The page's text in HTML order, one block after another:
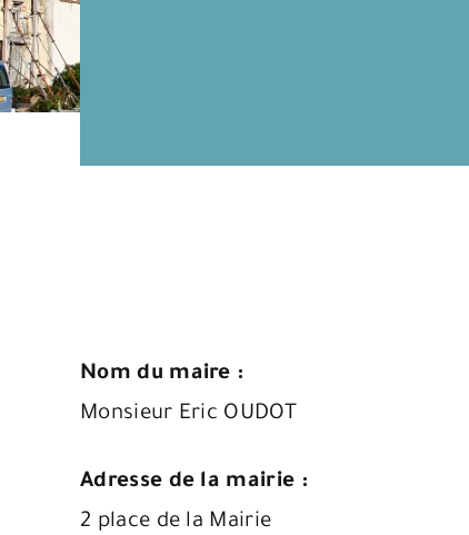
Nom du maire :
Monsieur Eric OUDOT
Adresse de la mairie :
2 place de la Mairie